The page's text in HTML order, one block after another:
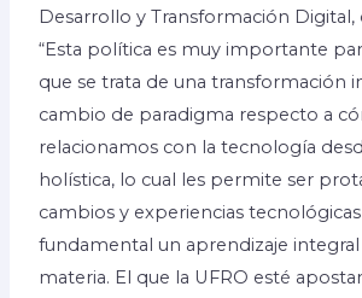
Desarrollo y Transformación Digital,
“Esta política es muy importante
que se trata de una transformación
cambio de paradigma respecto a
relacionamos con la tecnología
holística, lo cual les permite ser
cambios y experiencias
fundamental un aprendizaje integral
materia. El que la UFRO esté